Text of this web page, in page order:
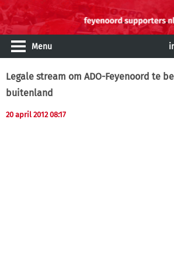
Menu
Legale stream om ADO-Feyenoord te
buitenland
20 april 2012 08:17